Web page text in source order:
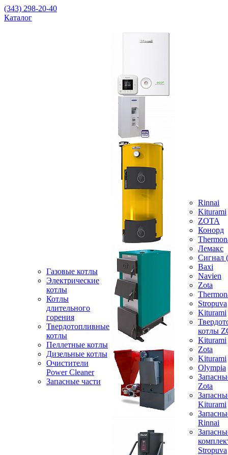
(343) 298-20-40
Каталог
Газовые котлы
Электрические
котлы
Котлы
длительного
горения
Твердотопливные
котлы
Пеллетные котлы
Дизельные котлы
Очистители
Power Cleaner
Запасные части
Rinnai
Kiturami
ZOTA
Конорд
Лемакс
Baxi
Navien
Zota
Stropuva
Kiturami
котлы
Kiturami
Zota
Kiturami
Olympia
Zota
Kiturami
Rinnai
Stropuva